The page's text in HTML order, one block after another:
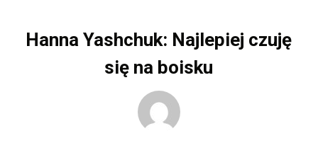
Hanna Yashchuk: Najlepiej czuję
się na boisku